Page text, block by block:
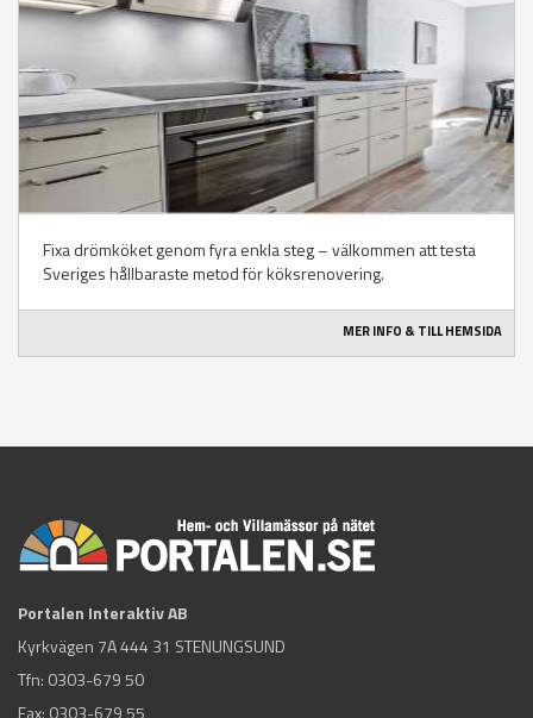
Fixa drömköket genom fyra enkla steg – välkommen att testa
Sveriges hållbaraste metod för köksrenovering.
MER INFO & TILL HEMSIDA
Portalen Interaktiv AB
Kyrkvägen 7A 444 31 STENUNGSUND
Tfn: 0303-679 50
Fax: 0303-679 55